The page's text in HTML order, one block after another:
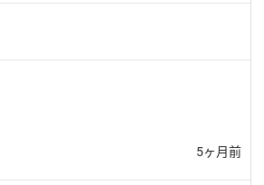
5ヶ月前